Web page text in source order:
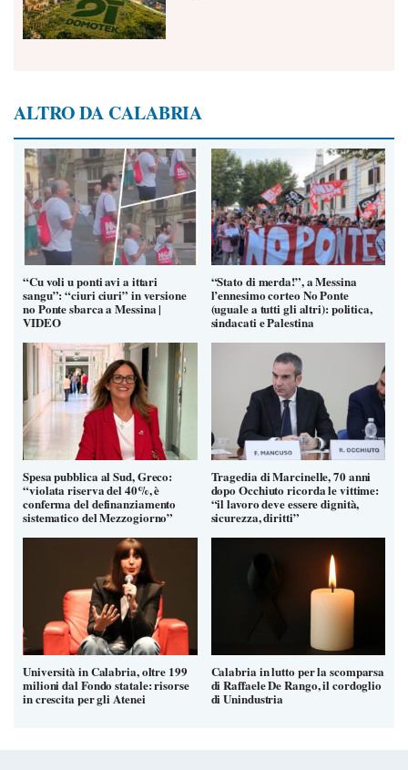
ALTRO DA CALABRIA
“Cu voli u ponti avi a ittari
sangu”: “ciuri ciuri” in versione
no Ponte sbarca a Messina |
VIDEO
“Stato di merda!”, a Messina
l’ennesimo corteo No Ponte
(uguale a tutti gli altri): politica,
sindacati e Palestina
Spesa pubblica al Sud, Greco:
“violata riserva del 40%, è
conferma del definanziamento
sistematico del Mezzogiorno”
Tragedia di Marcinelle, 70 anni
dopo Occhiuto ricorda le vittime:
“il lavoro deve essere dignità,
sicurezza, diritti”
Università in Calabria, oltre 199
milioni dal Fondo statale: risorse
in crescita per gli Atenei
Calabria in lutto per la scomparsa
di Raffaele De Rango, il cordoglio
di Unindustria